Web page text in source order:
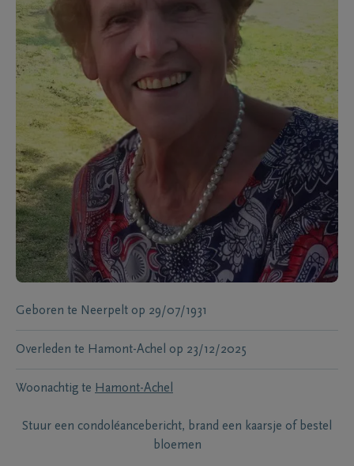
Geboren te Neerpelt op 29/07/1931
Overleden te Hamont-Achel op 23/12/2025
Woonachtig te Hamont-Achel
Stuur een condoléancebericht, brand een kaarsje of bestel
bloemen